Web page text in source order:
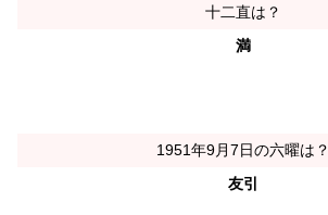
十二直は？
満
1951年9月7日の六曜は？
友引